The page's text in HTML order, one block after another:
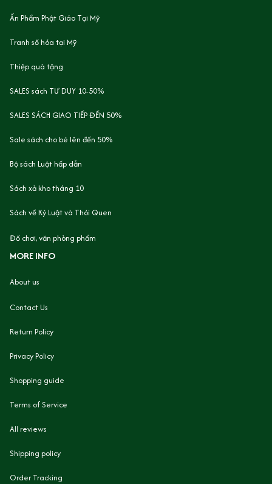
Ấn Phẩm Phật Giáo Tại Mỹ
Tranh số hóa tại Mỹ
Thiệp quà tặng
SALES sách TƯ DUY 10-50%
SALES SÁCH GIAO TIẾP ĐẾN 50%
Sale sách cho bé lên đến 50%
Bộ sách Luật hấp dẫn
Sách xả kho tháng 10
Sách về Kỷ Luật và Thói Quen
Đồ chơi, văn phòng phẩm
MORE INFO
About us
Contact Us
Return Policy
Privacy Policy
Shopping guide
Terms of Service
All reviews
Shipping policy
Order Tracking